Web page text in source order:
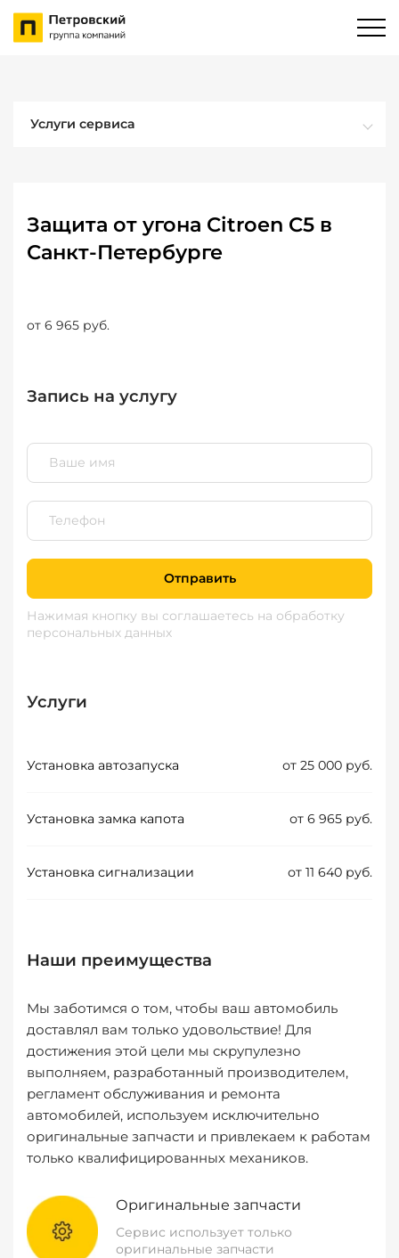
Услуги сервиса
Защита от угона Citroen C5 в
Санкт-Петербурге
от 6 965 руб.
Запись на услугу
Отправить
Нажимая кнопку вы соглашаетесь на обработку
персональных данных
Услуги
Установка автозапуска от 25 000 руб.
Установка замка капота от 6 965 руб.
Установка сигнализации от 11 640 руб.
Наши преимущества
Мы заботимся о том, чтобы ваш автомобиль
доставлял вам только удовольствие! Для
достижения этой цели мы скрупулезно
выполняем, разработанный производителем,
регламент обслуживания и ремонта
автомобилей, используем исключительно
оригинальные запчасти и привлекаем к работам
только квалифицированных механиков.
Оригинальные запчасти
Сервис использует только
оригинальные запчасти